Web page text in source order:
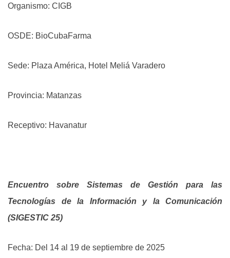
Organismo: CIGB
OSDE: BioCubaFarma
Sede: Plaza América, Hotel Meliá Varadero
Provincia: Matanzas
Receptivo: Havanatur
Encuentro sobre Sistemas de Gestión para las
Tecnologías de la Información y la Comunicación
(SIGESTIC 25)
Fecha: Del 14 al 19 de septiembre de 2025